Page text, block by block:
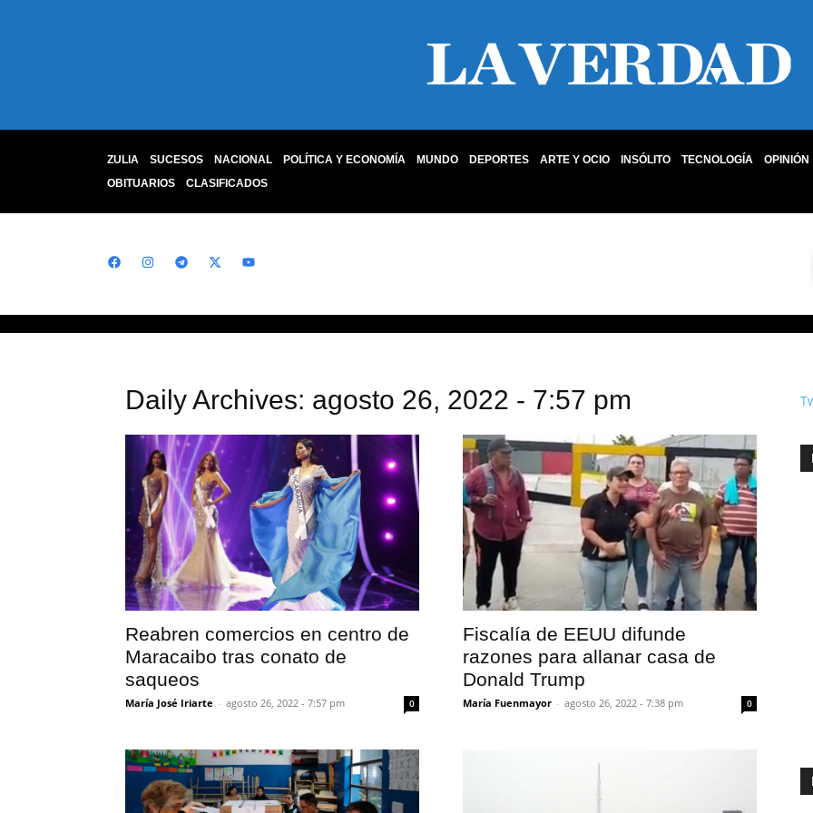
ZULIA SUCESOS NACIONAL POLÍTICA Y ECONOMÍA MUNDO DEPORTES ARTE Y OCIO INSÓLITO TECNOLOGÍA OPINIÓN
OBITUARIOS
CLASIFICADOS
Daily Archives: agosto 26, 2022 - 7:57 pm
Reabren comercios en centro de
Maracaibo tras conato de
saqueos
María José Iriarte - agosto 26, 2022 - 7:57 pm 0
Fiscalía de EEUU difunde
razones para allanar casa de
Donald Trump
María Fuenmayor - agosto 26, 2022 - 7:38 pm 0